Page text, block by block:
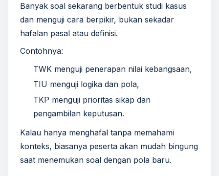
Banyak soal sekarang berbentuk studi kasus
dan menguji cara berpikir, bukan sekadar
hafalan pasal atau definisi.
Contohnya:
TWK menguji penerapan nilai kebangsaan,
TIU menguji logika dan pola,
TKP menguji prioritas sikap dan
pengambilan keputusan.
Kalau hanya menghafal tanpa memahami
konteks, biasanya peserta akan mudah bingung
saat menemukan soal dengan pola baru.